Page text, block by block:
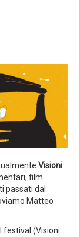
Visioni
film
passati dal
Matteo
festival (Visioni